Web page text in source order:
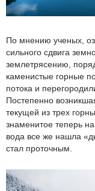
По мнению ученых,
сильного сдвига
землетрясению,
каменистые горные
потока и
Постепенно
текущей из трех
знаменитое теперь
вода все же нашла
стал проточным.